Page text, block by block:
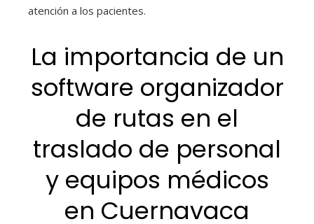
atención a los pacientes.
La importancia de un
software organizador
de rutas en el
traslado de personal
y equipos médicos
en Cuernavaca